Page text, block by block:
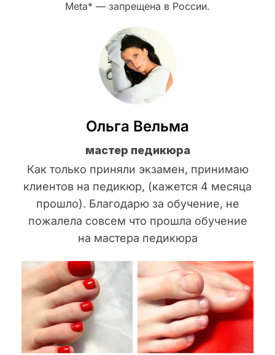
Meta* — запрещена в России.
Ольга Вельма
мастер педикюра
Как только приняли экзамен, принимаю
клиентов на педикюр, (кажется 4 месяца
прошло). Благодарю за обучение, не
пожалела совсем что прошла обучение
на мастера педикюра